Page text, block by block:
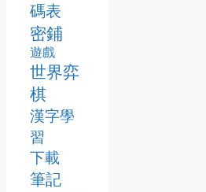
碼表
密鋪
遊戲
世界弈
棋
漢字學
習
下載
筆記